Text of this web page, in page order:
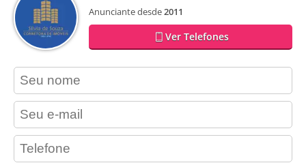
Anunciante desde2011
Ver Telefones
contact_name
contact_email
contact_phone